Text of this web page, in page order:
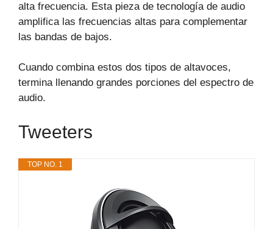
alta frecuencia. Esta pieza de tecnología de audio
amplifica las frecuencias altas para complementar
las bandas de bajos.
Cuando combina estos dos tipos de altavoces,
termina llenando grandes porciones del espectro de
audio.
Tweeters
TOP NO. 1